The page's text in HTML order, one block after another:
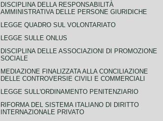
DISCIPLINA DELLA RESPONSABILITÀ
AMMINISTRATIVA DELLE PERSONE GIURIDICHE
LEGGE QUADRO SUL VOLONTARIATO
LEGGE SULLE ONLUS
DISCIPLINA DELLE ASSOCIAZIONI DI PROMOZIONE
SOCIALE
MEDIAZIONE FINALIZZATA ALLA CONCILIAZIONE
DELLE CONTROVERSIE CIVILI E COMMERCIALI
LEGGE SULL'ORDINAMENTO PENITENZIARIO
RIFORMA DEL SISTEMA ITALIANO DI DIRITTO
INTERNAZIONALE PRIVATO